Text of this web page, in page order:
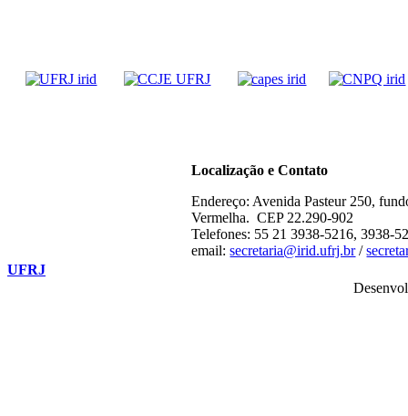
Localização e Contato
Endereço: Avenida Pasteur 250,
Vermelha. CEP 22.290-902
Telefones: 55 21 3938-5216, 3938-
email:secretaria@irid.ufrj.br/
UFRJ